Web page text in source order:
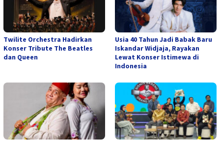
Twilite Orchestra Hadirkan
Konser Tribute The Beatles
dan Queen
Usia 40 Tahun Jadi Babak Baru
Iskandar Widjaja, Rayakan
Lewat Konser Istimewa di
Indonesia